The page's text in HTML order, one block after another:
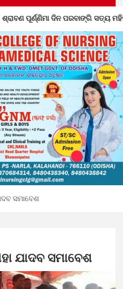
ସତ୍ୟ ମହିମା ଆଶ୍ରମରେ
ସମାବେଶ
ଯାଦବ ସମାବେଶ